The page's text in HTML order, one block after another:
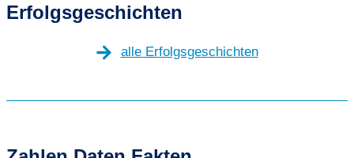
Erfolgsgeschichten
alle Erfolgsgeschichten